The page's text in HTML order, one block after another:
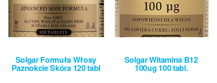
Solgar Formuła Włosy
Paznokcie Skóra 120 tabl
Solgar Witamina B12
100ug 100 tabl.